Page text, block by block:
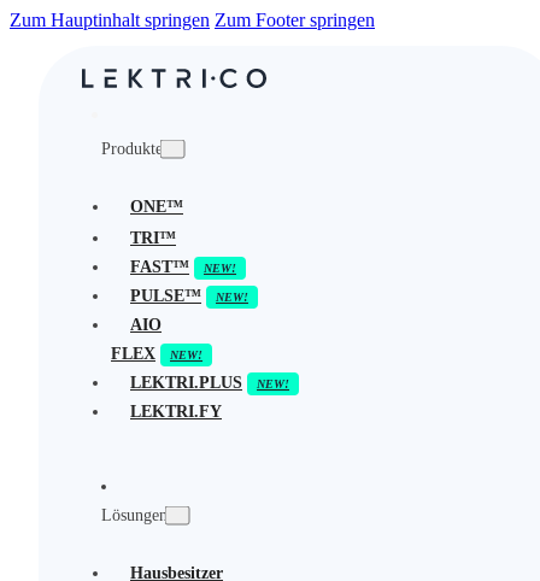
Zum Hauptinhalt springen Zum Footer springen
Produkte
ONE™
TRI™
FAST™
PULSE™
AIO
FLEX
LEKTRI.PLUS
LEKTRI.FY
Lösungen
Hausbesitzer